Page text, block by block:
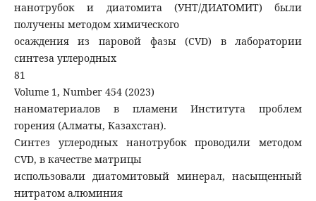
нанотрубок и диатомита (УНТ/ДИАТОМИТ) были
получены методом химического
осаждения из паровой фазы (CVD) в лаборатории
синтеза углеродных
81
Volume 1, Number 454 (2023)
наноматериалов в пламени Института проблем
горения (Алматы, Казахстан).
Синтез углеродных нанотрубок проводили методом
CVD, в качестве матрицы
использовали диатомитовый минерал, насыщенный
нитратом алюминия